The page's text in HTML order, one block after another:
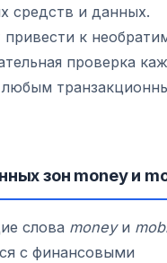
средств и данных.
к
проверка
любым
зон money и
слова moneyи
с финансовыми